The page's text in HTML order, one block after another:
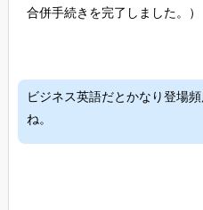
合併手続きを完了しました。）
ビジネス英語だとかなり登場
ね。